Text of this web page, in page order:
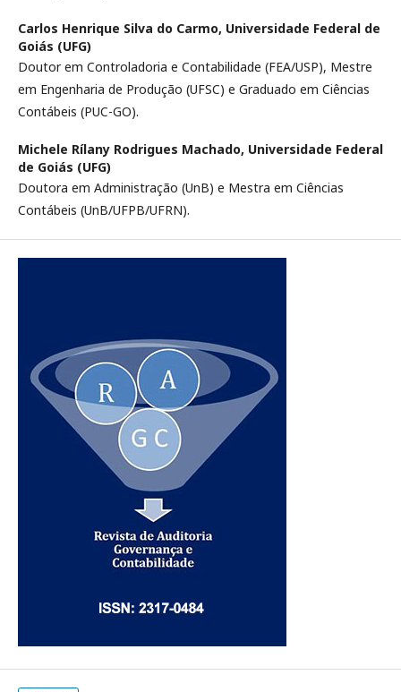
Carlos Henrique Silva do Carmo, Universidade Federal de
Goiás (UFG)
Doutor em Controladoria e Contabilidade (FEA/USP), Mestre
em Engenharia de Produção (UFSC) e Graduado em Ciências
Contábeis (PUC-GO).
Michele Rílany Rodrigues Machado, Universidade Federal
de Goiás (UFG)
Doutora em Administração (UnB) e Mestra em Ciências
Contábeis (UnB/UFPB/UFRN).